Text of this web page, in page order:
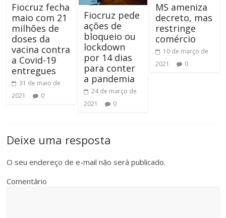
Fiocruz fecha
maio com 21
milhões de
doses da
vacina contra
a Covid-19
entregues
31 de maio de
2021
0
Fiocruz pede
ações de
bloqueio ou
lockdown
por 14 dias
para conter
a pandemia
24 de março de
2021
0
MS ameniza
decreto, mas
restringe
comércio
10 de março de
2021
0
Deixe uma resposta
O seu endereço de e-mail não será publicado.
Comentário